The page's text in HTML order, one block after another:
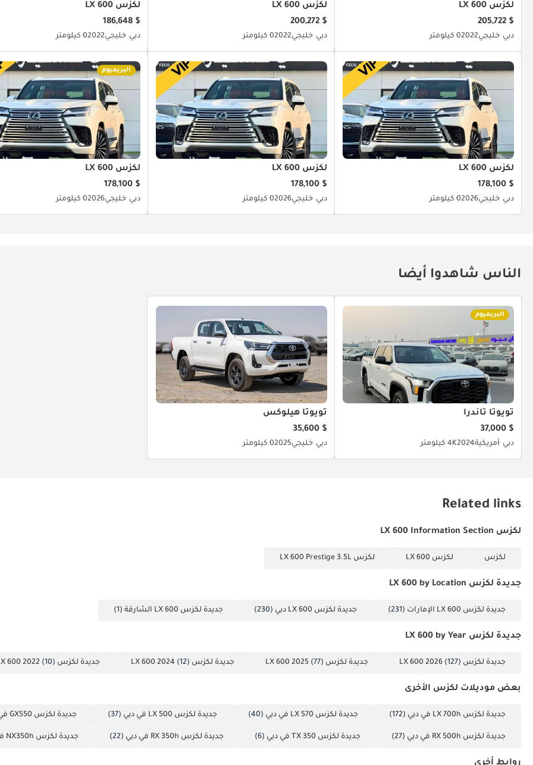
لكزس LX 600
$ 205,722
دبي خليجي20220 كيلومتر
لكزس LX 600
$ 200,272
دبي خليجي20220 كيلومتر
لكزس LX 600
$ 186,648
دبي خليجي20220 كيلومتر
لكزس LX 600
$ 178,100
دبي خليجي20260 كيلومتر
لكزس LX 600
$ 178,100
دبي خليجي20260 كيلومتر
البريميوم
لكزس LX 600
$ 178,100
دبي خليجي20260 كيلومتر
الناس شاهدوا أيضا
البريميوم
تويوتا تاندرا
$ 37,000
دبي أمريكية20244K كيلومتر
تويوتا هيلوكس
$ 35,600
دبي خليجي20250 كيلومتر
Related links
لكزس LX 600 Information Section
لكزس لكزس LX 600 لكزس LX 600 Prestige 3.5L
جديدة لكزس LX 600 by Location
جديدة لكزس LX 600 الإمارات (231) جديدة لكزس LX 600 دبي (230) جديدة لكزس LX 600 الشارقة (1)
جديدة لكزس LX 600 by Year
جديدة لكزس LX 600 2026 (127) جديدة لكزس LX 600 2025 (77) جديدة لكزس LX 600 2024 (12) جديدة لكزس LX 600 2022 (10)
بعض موديلات لكزس الأخرى
جديدة لكزس LX 700h في دبي (172) جديدة لكزس LX 570 في دبي (40) جديدة لكزس LX 500 في دبي (37) جديدة لكزس GX550 في دبي
جديدة لكزس RX 500h في دبي (27) جديدة لكزس TX 350 في دبي (6) جديدة لكزس RX 350h في دبي (22) جديدة لكزس NX350h في دبي
روابط أخرى